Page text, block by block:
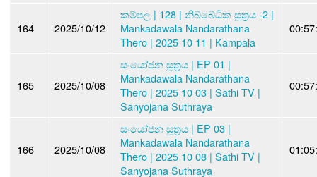
164 2025/10/12
කම්පල | 128 | නිබ්බේධික සූත්‍රය -2 |
Mankadawala Nandarathana
Thero | 2025 10 11 | Kampala
165 2025/10/08
සංයෝජන සූත්‍රය | EP 01 |
Mankadawala Nandarathana
Thero | 2025 10 03 | Sathi TV |
Sanyojana Suthraya
166 2025/10/08
සංයෝජන සූත්‍රය | EP 03 |
Mankadawala Nandarathana
Thero | 2025 10 08 | Sathi TV |
Sanyojana Suthraya